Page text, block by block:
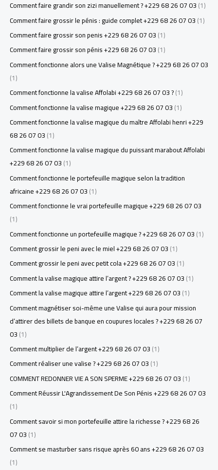
Comment faire grandir son zizi manuellement ? +229 68 26 07 03(1)
Comment faire grossir le pénis : guide complet +229 68 26 07 03(1)
Comment faire grossir son penis +229 68 26 07 03(1)
Comment faire grossir son pénis +229 68 26 07 03(1)
Comment fonctionne alors une Valise Magnétique ? +229 68 26 07 03
(1)
Comment fonctionne la valise Affolabi +229 68 26 07 03 ?(1)
Comment fonctionne la valise magique +229 68 26 07 03(1)
Comment fonctionne la valise magique du maître Affolabi henri +229
68 26 07 03(1)
Comment fonctionne la valise magique du puissant marabout Affolabi
+229 68 26 07 03(1)
Comment fonctionne le portefeuille magique selon la tradition
africaine +229 68 26 07 03(1)
Comment fonctionne le vrai portefeuille magique +229 68 26 07 03
(1)
Comment fonctionne un portefeuille magique ? +229 68 26 07 03(1)
Comment grossir le peni avec le miel +229 68 26 07 03(1)
Comment grossir le peni avec petit cola +229 68 26 07 03(1)
Comment la valise magique attire l’argent ? +229 68 26 07 03(1)
Comment la valise magique attire l’argent +229 68 26 07 03(1)
Comment magnétiser soi-même une Valise qui aura pour mission
d’attirer des billets de banque en coupures locales ? +229 68 26 07
03(1)
Comment multiplier de l’argent +229 68 26 07 03(1)
Comment réaliser une valise ? +229 68 26 07 03(1)
COMMENT REDONNER VIE A SON SPERME +229 68 26 07 03(1)
Comment Réussir L'Agrandissement De Son Pénis +229 68 26 07 03
(1)
Comment savoir si mon portefeuille attire la richesse ? +229 68 26
07 03(1)
Comment se masturber sans risque après 60 ans +229 68 26 07 03
(1)